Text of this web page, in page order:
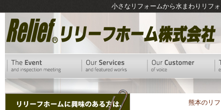
小さなリフォームから水まわりリフ
熊本のリ